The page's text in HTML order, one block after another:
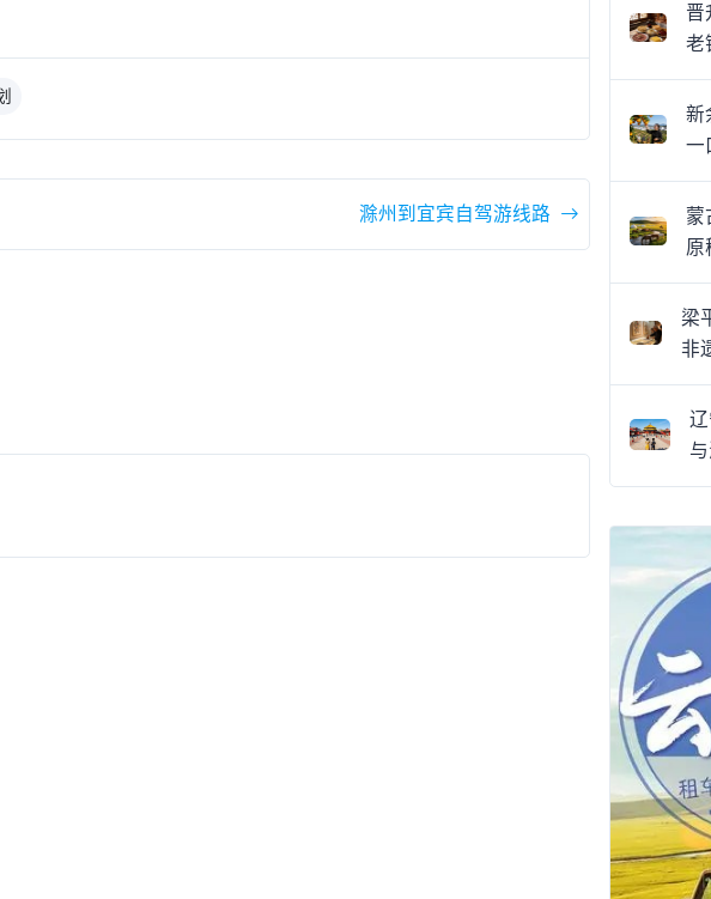
滁州到宜宾自驾游线路
晋
老
新
一
蒙
原
梁
非